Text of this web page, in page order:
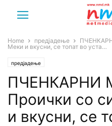
Home предјадење
Меки и вкусни, се топат во уста…
предјадење
ПЧЕНКАРНИ
Проички со
и вкусни, се